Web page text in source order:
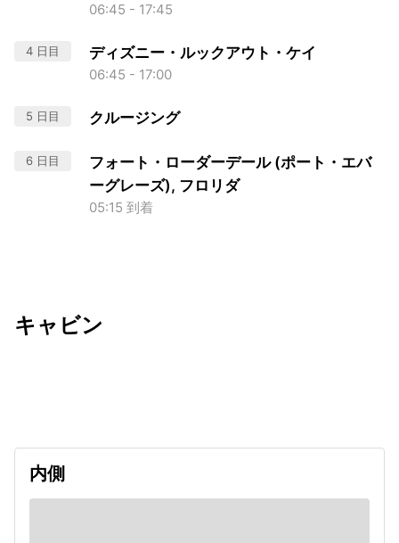
06:45 - 17:45
4 日目 ディズニー・ルックアウト・ケイ
06:45 - 17:00
5 日目 クルージング
6 日目
フォート・ローダーデール (ポート・エバ
ーグレーズ), フロリダ
05:15 到着
キャビン
内側